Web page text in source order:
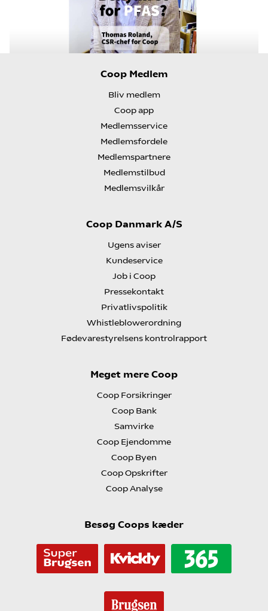
Coop Medlem
Bliv medlem
Coop app
Medlemsservice
Medlemsfordele
Medlemspartnere
Medlemstilbud
Medlemsvilkår
Coop Danmark A/S
Ugens aviser
Kundeservice
Job i Coop
Pressekontakt
Privatlivspolitik
Whistleblowerordning
Fødevarestyrelsens kontrolrapport
Meget mere Coop
Coop Forsikringer
Coop Bank
Samvirke
Coop Ejendomme
Coop Byen
Coop Opskrifter
Coop Analyse
Besøg Coops kæder